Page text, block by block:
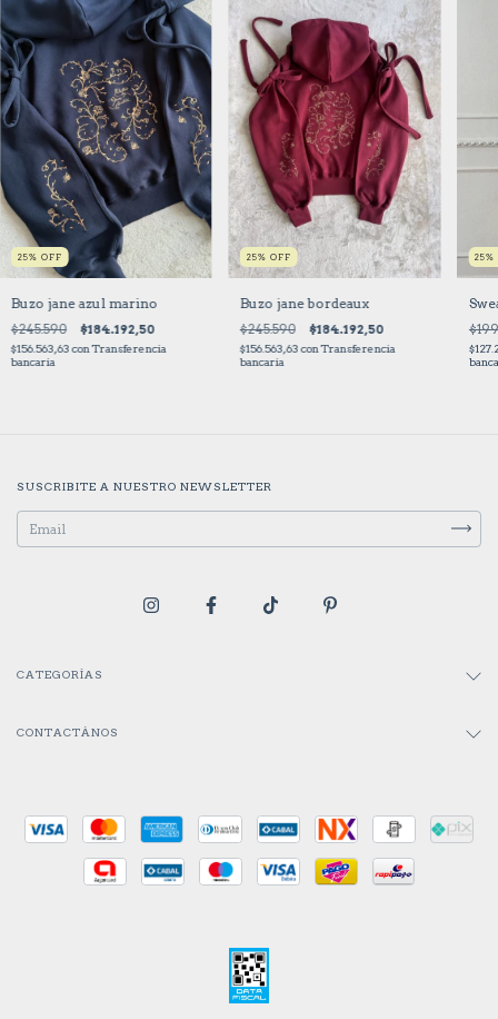
25% OFF
Buzo jane azul marino
$245.590 $184.192,50
$156.563,63con Transferencia
bancaria
25% OFF
Buzo jane bordeaux
$245.590 $184.192,50
$156.563,63con Transferencia
bancaria
25%
SUSCRIBITE A NUESTRO NEWSLETTER
CATEGORÍAS
CONTACTÁNOS